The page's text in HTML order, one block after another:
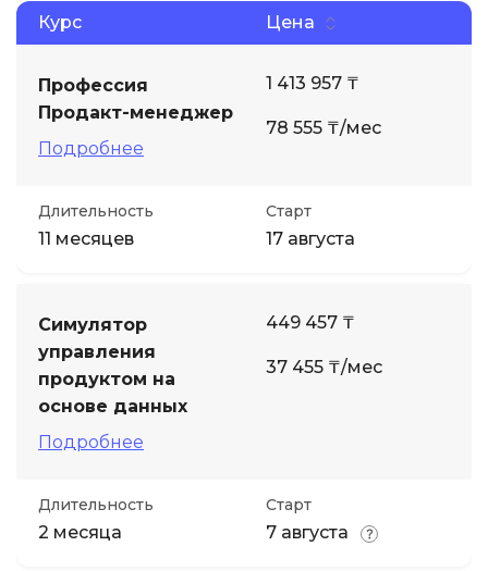
Курс Цена
Профессия
Продакт-менеджер
Подробнее
1 413 957 ₸
78 555 ₸/мес
Длительность
11 месяцев
Старт
17 августа
Симулятор
управления
продуктом на
основе данных
Подробнее
449 457 ₸
37 455 ₸/мес
Длительность
2 месяца
Старт
7 августа